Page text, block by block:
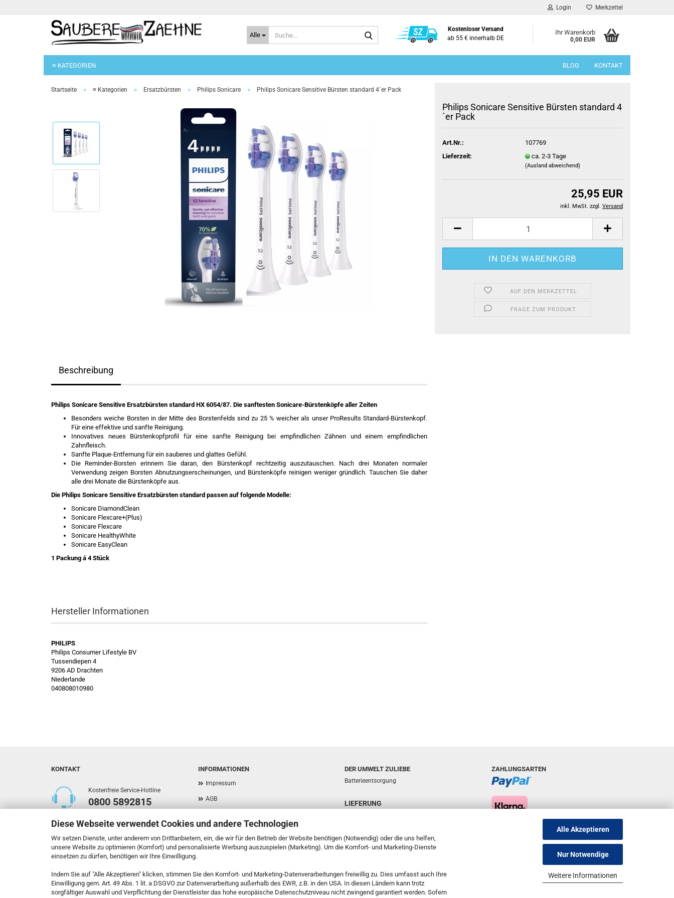
Diese Webseite verwendet Cookies und andere Technologien
Wir setzen Dienste, unter anderem von Drittanbietern, ein, die wir für den Betrieb der Website benötigen (Notwendig) oder die uns helfen,
unsere Website zu optimieren (Komfort) und personalisierte Werbung auszuspielen (Marketing). Um die Komfort- und Marketing-Dienste
einsetzen zu dürfen, benötigen wir Ihre Einwilligung.
Indem Sie auf "Alle Akzeptieren" klicken, stimmen Sie den Komfort- und Marketing-Datenverarbeitungen freiwillig zu. Dies umfasst auch Ihre
Einwilligung gem. Art. 49 Abs. 1 lit. a DSGVO zur Datenverarbeitung außerhalb des EWR, z.B. in den USA. In diesen Ländern kann trotz
sorgfältiger Auswahl und Verpflichtung der Dienstleister das hohe europäische Datenschutzniveau nicht zwingend garantiert werden. Sofern
Alle Akzeptieren
Nur Notwendige
Weitere Informationen
Login Merkzettel
Alle
Kostenloser Versand
ab 55 € innerhalb DE
Ihr Warenkorb
0,00 EUR
≡ KATEGORIEN BLOG KONTAKT
Startseite » ≡ Kategorien » Ersatzbürsten » Philips Sonicare » Philips Sonicare Sensitive Bürsten standard 4´er Pack
Philips Sonicare Sensitive Bürsten standard 4
´er Pack
Art.Nr.:
107769
Lieferzeit:
ca. 2-3 Tage
(Ausland abweichend)
25,95 EUR
inkl. MwSt. zzgl. Versand
AUF DEN MERKZETTEL
FRAGE ZUM PRODUKT
Beschreibung
Philips Sonicare Sensitive Ersatzbürsten standard HX 6054/87. Die sanftesten Sonicare-Bürstenköpfe aller Zeiten
Besonders weiche Borsten in der Mitte des Borstenfelds sind zu 25 % weicher als unser ProResults Standard-Bürstenkopf.
Für eine effektive und sanfte Reinigung.
Innovatives neues Bürstenkopfprofil für eine sanfte Reinigung bei empfindlichen Zähnen und einem empfindlichen
Zahnfleisch.
Sanfte Plaque-Entfernung für ein sauberes und glattes Gefühl.
Die Reminder-Borsten erinnern Sie daran, den Bürstenkopf rechtzeitig auszutauschen. Nach drei Monaten normaler
Verwendung zeigen Borsten Abnutzungserscheinungen, und Bürstenköpfe reinigen weniger gründlich. Tauschen Sie daher
alle drei Monate die Bürstenköpfe aus.
Die Philips Sonicare Sensitive Ersatzbürsten standard passen auf folgende Modelle:
Sonicare DiamondClean
Sonicare Flexcare+(Plus)
Sonicare Flexcare
Sonicare HealthyWhite
Sonicare EasyClean
1 Packung á 4 Stück
Hersteller Informationen
PHILIPS
Philips Consumer Lifestyle BV
Tussendiepen 4
9206 AD Drachten
Niederlande
040808010980
INFORMATIONEN
Impressum
AGB
Versand- & Zahlungsbedingungen
Widerrufsrecht & Muster-Widerrufsformular
Callback Service
Cookie Einstellungen
DER UMWELT ZULIEBE
Batterieentsorgung
LIEFERUNG
ZAHLUNGSARTEN
KONTAKT
Kostenfreie Service-Hotline
0800 5892815
Callback Service
Kontaktformular